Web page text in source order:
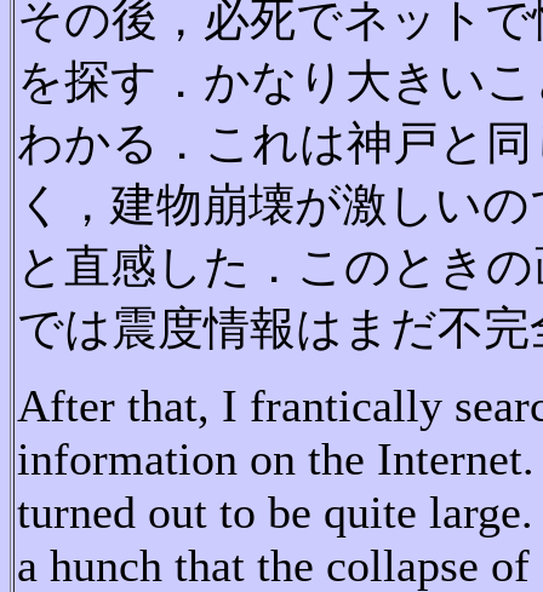
その後，必死でネットで
を探す．かなり大きい
わかる．これは神戸と同
く，建物崩壊が激しい
と直感した．このとき
では震度情報はまだ不完
After that, I frantically
information on the Internet.
turned out to be quite
a hunch that the collapse of